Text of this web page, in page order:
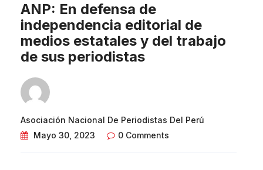
ANP: En defensa de
independencia editorial de
medios estatales y del trabajo
de sus periodistas
Asociación Nacional De Periodistas Del Perú
Mayo 30, 2023
0 Comments